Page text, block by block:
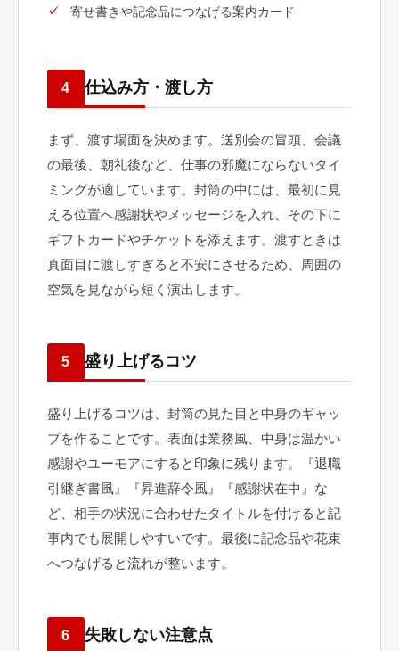
寄せ書きや記念品につなげる案内カード
4 仕込み方・渡し方
まず、渡す場面を決めます。送別会の冒頭、会議
の最後、朝礼後など、仕事の邪魔にならないタイ
ミングが適しています。封筒の中には、最初に見
える位置へ感謝状やメッセージを入れ、その下に
ギフトカードやチケットを添えます。渡すときは
真面目に渡しすぎると不安にさせるため、周囲の
空気を見ながら短く演出します。
5 盛り上げるコツ
盛り上げるコツは、封筒の見た目と中身のギャッ
プを作ることです。表面は業務風、中身は温かい
感謝やユーモアにすると印象に残ります。『退職
引継ぎ書風』『昇進辞令風』『感謝状在中』な
ど、相手の状況に合わせたタイトルを付けると記
事内でも展開しやすいです。最後に記念品や花束
へつなげると流れが整います。
6 失敗しない注意点